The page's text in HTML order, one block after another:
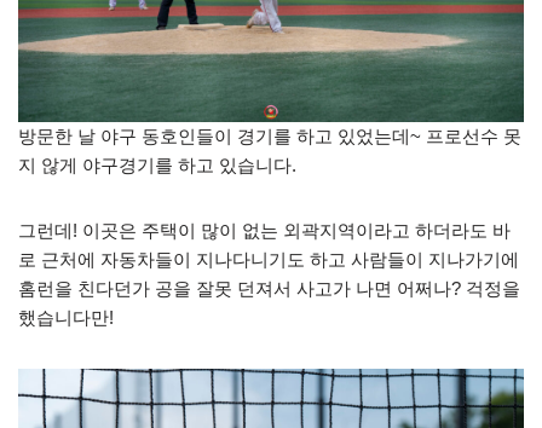
방문한 날 야구 동호인들이 경기를 하고 있었는데~ 프로선수 못
지 않게 야구경기를 하고 있습니다.
그런데! 이곳은 주택이 많이 없는 외곽지역이라고 하더라도 바
로 근처에 자동차들이 지나다니기도 하고 사람들이 지나가기에
홈런을 친다던가 공을 잘못 던져서 사고가 나면 어쩌나? 걱정을
했습니다만!